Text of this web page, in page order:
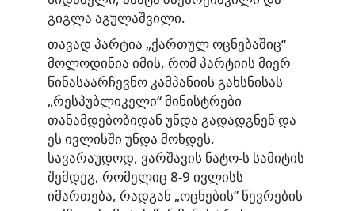
გიგლა აგულაშვილი.
თავად პარტია „ქართულ ოცნებაშიც“
მოლოდინია იმის, რომ პარტიის მიერ
წინასაარჩევნო კამპანიის გახსნისას
„რესპუბლიკელი“ მინისტრები
თანამდებობიდან უნდა გადადგნენ და
ეს ივლისში უნდა მოხდეს.
სავარაუდოდ, ვარშავის ნატო-ს სამიტის
შემდეგ, რომელიც 8-9 ივლისს
იმართება, რადგან „ოცნების” წევრების